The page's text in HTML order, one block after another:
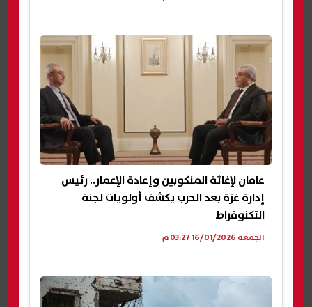
عامان لإغاثة المنكوبين وإعادة الإعمار.. رئيس
إدارة غزة بعد الحرب يكشف أولويات لجنة
التكنوقراط
الجمعة 16/01/2026 03:27 م